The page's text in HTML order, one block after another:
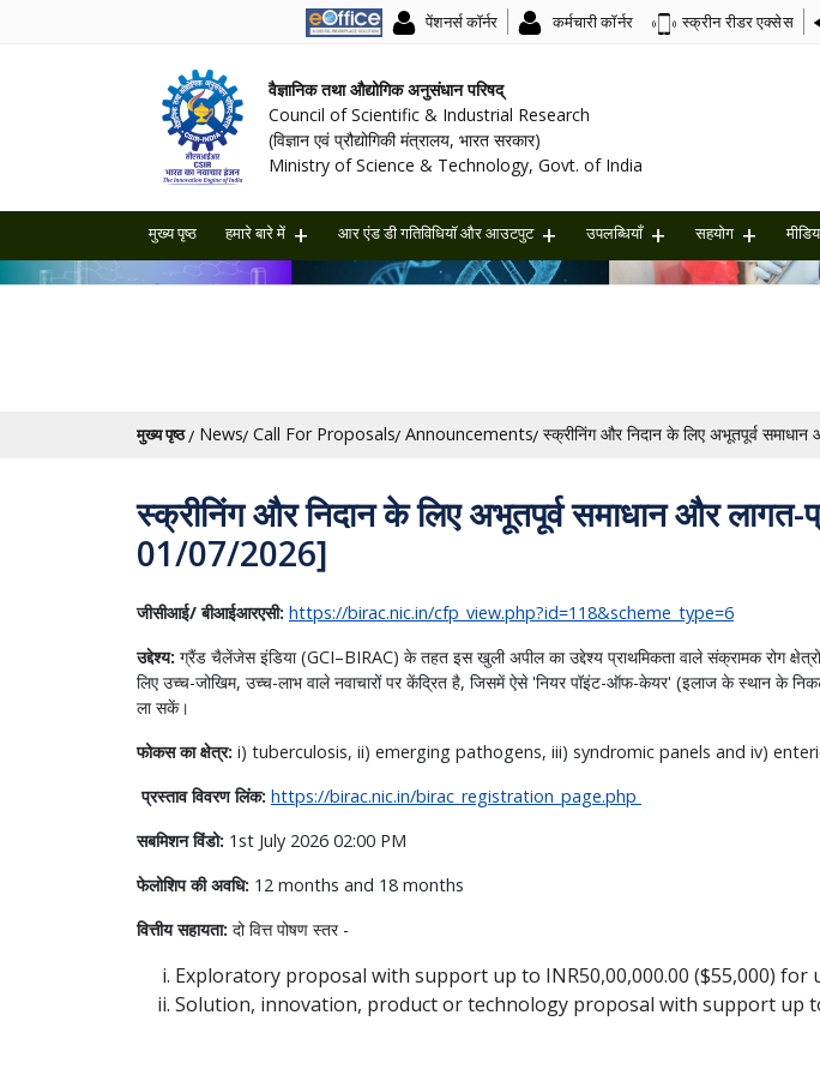
पेंशनर्स कॉर्नर कर्मचारी कॉर्नर स्क्रीन रीडर एक्सेस
वैज्ञानिक तथा औद्योगिक अनुसंधान परिषद्
Council of Scientific & Industrial Research
(विज्ञान एवं प्रौद्योगिकी मंत्रालय, भारत सरकार)
Ministry of Science & Technology, Govt. of India
मुख्य पृष्ठ हमारे बारे में आर एंड डी गतिविधियॉ और आउटपुट उपलब्धियाँ सहयोग
पग चिन्ह
मुख्य पृष्ठ News Call For Proposals Announcements
स्क्रीनिंग और निदान के लिए अभूतपूर्व समाधान और लागत-
01/07/2026]
जीसीआई/ बीआईआरएसी: https://birac.nic.in/cfp_view.php?id=118&scheme_type=6
उद्देश्य: ग्रैंड चैलेंजेस इंडिया (GCI–BIRAC) के तहत इस खुली अपील का उद्देश्य प्राथमिकता वाले संक्रामक रोग
लिए उच्च-जोखिम, उच्च-लाभ वाले नवाचारों पर केंद्रित है, जिसमें ऐसे 'नियर पॉइंट-ऑफ-केयर' (इलाज के स्थान के
ला सकें।
फोकस का क्षेत्र: i) tuberculosis, ii) emerging pathogens, iii) syndromic panels and iv)
प्रस्ताव विवरण लिंक: https://birac.nic.in/birac_registration_page.php
सबमिशन विंडो: 1st July 2026 02:00 PM
फेलोशिप की अवधि: 12 months and 18 months
वित्तीय सहायता: दो वित्त पोषण स्तर -
Exploratory proposal with support up to INR50,00,000.00 ($55,000)
Solution, innovation, product or technology proposal with support up